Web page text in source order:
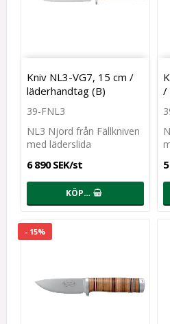
Kniv NL3-VG7, 15 cm /
läderhandtag (B)
39-FNL3
NL3 Njord från Fällkniven
med läderslida
6 890 SEK/st
KÖP…
/
- 15%